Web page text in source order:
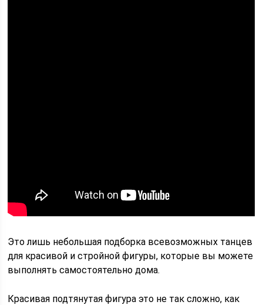
Это лишь небольшая подборка всевозможных танцев
для красивой и стройной фигуры, которые вы можете
выполнять самостоятельно дома.
Красивая подтянутая фигура это не так сложно, как